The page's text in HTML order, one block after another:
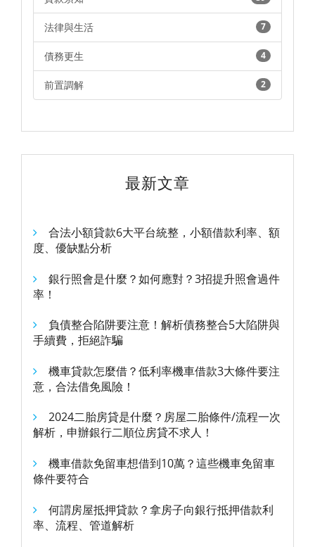
7
法律與生活
4
債務更生
2
前置調解
最新文章
合法小額貸款6大平台統整，小額借款利率、額
度、優缺點分析
銀行照會是什麼？如何應對？3招提升照會過件
率！
負債整合陷阱要注意！解析債務整合5大陷阱與
手續費，拒絕詐騙
機車貸款怎麼借？低利率機車借款3大條件要注
意，合法借免風險！
2024二胎房貸是什麼？房屋二胎條件/流程一次
解析，申辦銀行二順位房貸不求人！
機車借款免留車想借到10萬？這些機車免留車
條件要符合
何謂房屋抵押貸款？拿房子向銀行抵押借款利
率、流程、管道解析